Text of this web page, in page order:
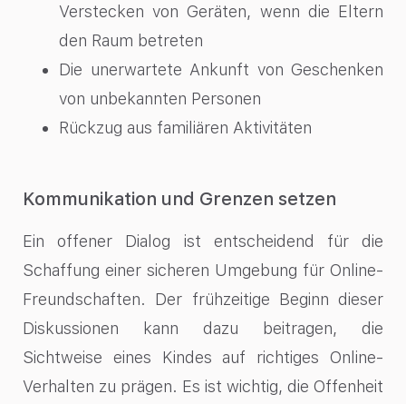
Verstecken von Geräten, wenn die Eltern
den Raum betreten
Die unerwartete Ankunft von Geschenken
von unbekannten Personen
Rückzug aus familiären Aktivitäten
Kommunikation und Grenzen setzen
Ein offener Dialog ist entscheidend für die
Schaffung einer sicheren Umgebung für Online-
Freundschaften. Der frühzeitige Beginn dieser
Diskussionen kann dazu beitragen, die
Sichtweise eines Kindes auf richtiges Online-
Verhalten zu prägen. Es ist wichtig, die Offenheit